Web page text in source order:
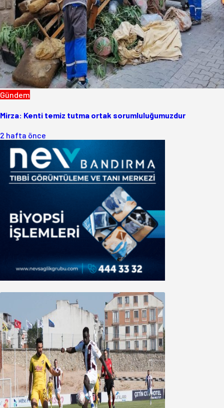
Gündem
Mirza: Kenti temiz tutma ortak sorumluluğumuzdur
2 hafta önce
Bandırmaspor’dan 3 gollü başlangıç